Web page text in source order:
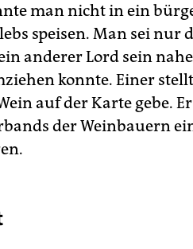
man nicht in ein
speisen. Man sei nur
anderer Lord sein nahe
konnte. Einer
auf der Karte gebe.
der Weinbauern